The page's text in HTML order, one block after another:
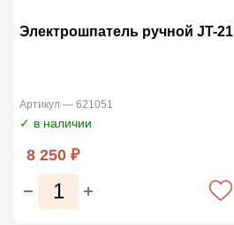
Электрошпатель ручной JT-21
Артикул — 621051
✓ в наличии
8 250 ₽